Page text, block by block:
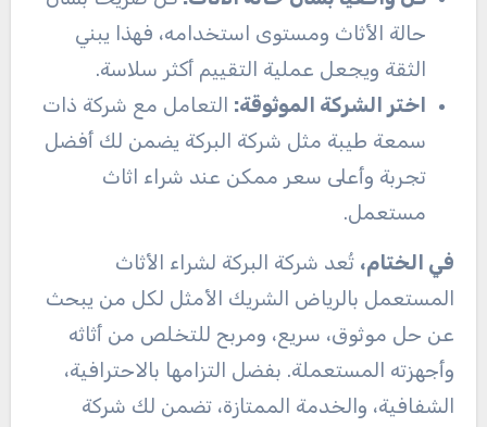
حالة الأثاث ومستوى استخدامه، فهذا يبني
الثقة ويجعل عملية التقييم أكثر سلاسة.
اختر الشركة الموثوقة: التعامل مع شركة ذات
سمعة طيبة مثل شركة البركة يضمن لك أفضل
تجربة وأعلى سعر ممكن عند شراء اثاث
مستعمل.
في الختام، تُعد شركة البركة لشراء الأثاث
المستعمل بالرياض الشريك الأمثل لكل من يبحث
عن حل موثوق، سريع، ومربح للتخلص من أثاثه
وأجهزته المستعملة. بفضل التزامها بالاحترافية،
الشفافية، والخدمة الممتازة، تضمن لك شركة